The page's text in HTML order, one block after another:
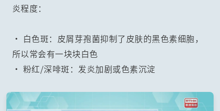
炎程度：
• 白色斑：皮屑芽孢菌抑制了皮肤的黑色素细胞，
所以常会有一块块白色
• 粉红/深啡斑：发炎加剧或色素沉淀